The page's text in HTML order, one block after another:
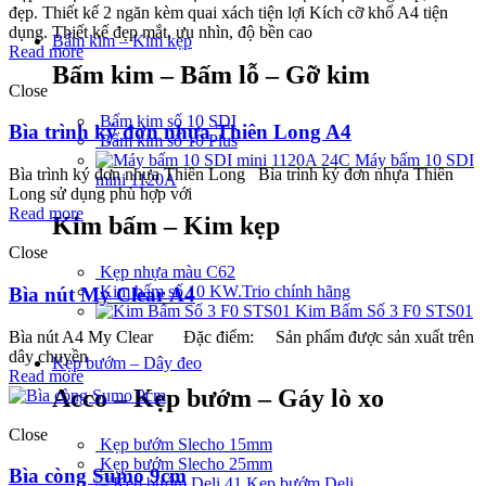
Bấm kim – Kim kẹp
Bấm kim – Bấm lỗ – Gỡ kim
Bấm kim số 10 SDI
Bấm kim số 10 Plus
Máy bấm 10 SDI
mini 1120A
Kim bấm – Kim kẹp
Kẹp nhựa màu C62
Kim bấm số 10 KW.Trio chính hãng
Kim Bấm Số 3 F0 STS01
Kẹp bướm – Dây đeo
Acco – Kẹp bướm – Gáy lò xo
Kẹp bướm Slecho 15mm
Kẹp bướm Slecho 25mm
đẹp. Thiết kế 2 ngăn kèm quai xách tiện lợi Kích cỡ khổ A4 tiện
dụng. Thiết kế đẹp mắt, ưu nhìn, độ bền cao
Read more
Close
Bìa trình ký đơn nhựa Thiên Long A4
Bìa trình ký đơn nhựa Thiên Long Bìa trình ký đơn nhựa Thiên
Long sử dụng phù hợp với
Read more
Close
Bìa nút My Clear A4
Bìa nút A4 My Clear Đặc điểm: Sản phẩm được sản xuất trên
dây chuyền
Read more
Close
Bìa còng Sumo 9cm